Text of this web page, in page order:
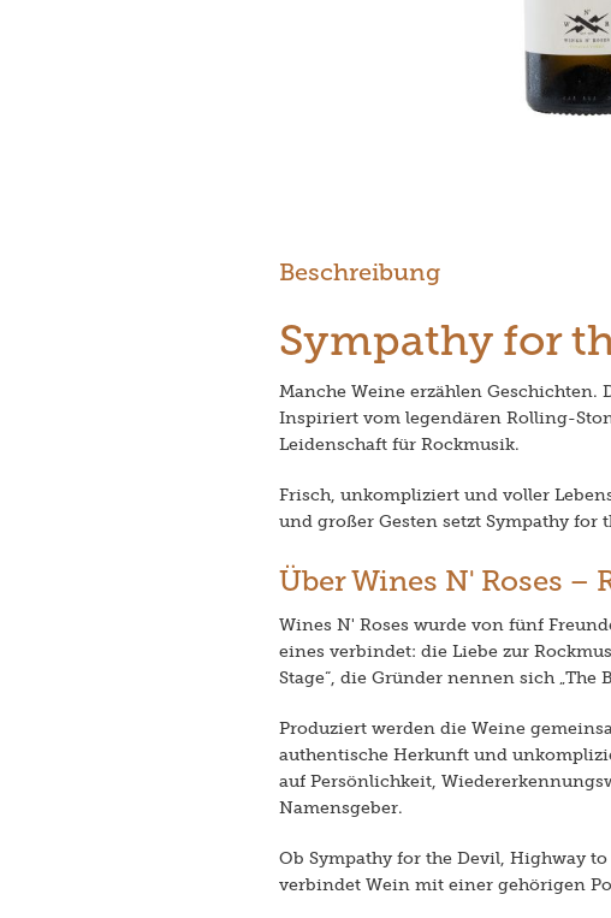
Beschreibung
Sympathy for
Manche Weine erzählen Geschichten.
Inspiriert vom legendären Rolling-
Leidenschaft für Rockmusik.
Frisch, unkompliziert und voller
und großer Gesten setzt Sympathy
Über Wines N' Roses
Wines N' Roses wurde von fünf
eines verbindet: die Liebe zur
Stage“, die Gründer nennen sich
Produziert werden die Weine
authentische Herkunft und
auf Persönlichkeit,
Namensgeber.
Ob Sympathy for the Devil, Highway
verbindet Wein mit einer gehörigen